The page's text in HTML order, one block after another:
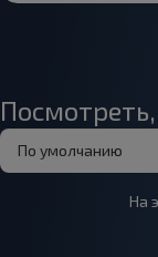
По умолчанию
На